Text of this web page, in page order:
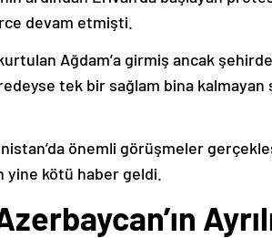
devam etmişti.
Ağdam’a girmiş ancak
tek bir sağlam bina
önemli görüşmeler
yine kötü haber geldi.